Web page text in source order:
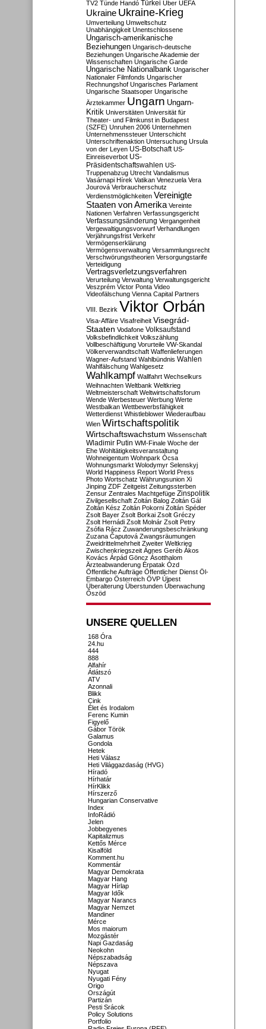
TV2 Tünde Handó Türkei Uber UEFA
Ukraine Ukraine-Krieg
Umverteilung Umweltschutz
Unabhängigkeit Unentschlossene
Ungarisch-amerikanische
Beziehungen Ungarisch-deutsche
Beziehungen Ungarische Akademie der
Wissenschaften Ungarische Garde
Ungarische Nationalbank Ungarischer
Nationaler Filmfonds Ungarischer
Rechnungshof Ungarisches Parlament
Ungarische Staatsoper Ungarische
Ärztekammer Ungarn Ungarn-
Kritik Universitäten Universität für
Theater- und Filmkunst in Budapest
(SZFE) Unruhen 2006 Unternehmen
Unternehmenssteuer Unterschicht
Unterschriftenaktion Untersuchung Ursula
von der Leyen US-Botschaft US-
Einreiseverbot US-
Präsidentschaftswahlen US-
Truppenabzug Utrecht Vandalismus
Vasárnapi Hírek Vatikan Venezuela Vera
Jourová Verbraucherschutz
Verdienstmöglichkeiten Vereinigte
Staaten von Amerika Vereinte
Nationen Verfahren Verfassungsgericht
Verfassungsänderung Vergangenheit
Vergewaltigungsvorwurf Verhandlungen
Verjährungsfrist Verkehr
Vermögenserklärung
Vermögensverwaltung Versammlungsrecht
Verschwörungstheorien Versorgungstarife
Verteidigung
Vertragsverletzungsverfahren
Verurteilung Verwaltung Verwaltungsgericht
Veszprém Victor Ponta Video
Videofälschung Vienna Capital Partners
VIII. Bezirk Viktor Orbán
Visa-Affäre Visafreiheit Visegrád-
Staaten Vodafone Volksaufstand
Volksbefindlichkeit Volkszählung
Vollbeschäftigung Vorurteile VW-Skandal
Völkerverwandtschaft Waffenlieferungen
Wagner-Aufstand Wahlbündnis Wahlen
Wahlfälschung Wahlgesetz
Wahlkampf Wallfahrt Wechselkurs
Weihnachten Weltbank Weltkrieg
Weltmeisterschaft Weltwirtschaftsforum
Wende Werbesteuer Werbung Werte
Westbalkan Wettbewerbsfähigkeit
Wetterdienst Whistleblower Wiederaufbau
Wien Wirtschaftspolitik
Wirtschaftswachstum Wissenschaft
Wladimir Putin WM-Finale Woche der
Ehe Wohltätigkeitsveranstaltung
Wohneigentum Wohnpark Ócsa
Wohnungsmarkt Wolodymyr Selenskyj
World Happiness Report World Press
Photo Wortschatz Währungsunion Xi
Jinping ZDF Zeitgeist Zeitungssterben
Zensur Zentrales Machtgefüge Zinspolitik
Zivilgesellschaft Zoltán Balog Zoltán Gál
Zoltán Kész Zoltán Pokorni Zoltán Spéder
Zsolt Bayer Zsolt Borkai Zsolt Gréczy
Zsolt Hernádi Zsolt Molnár Zsolt Petry
Zsófia Rácz Zuwanderungsbeschränkung
Zuzana Čaputová Zwangsräumungen
Zweidrittelmehrheit Zweiter Weltkrieg
Zwischenkriegszeit Ágnes Geréb Ákos
Kovács Árpád Göncz Ásotthalom
Ärzteabwanderung Érpatak Ózd
Öffentliche Aufträge Öffentlicher Dienst Öl-
Embargo Österreich ÖVP Újpest
Überalterung Überstunden Überwachung
Őszöd
UNSERE QUELLEN
168 Óra
24.hu
444
888
Alfahír
Átlátszó
ATV
Azonnali
Blikk
Cink
Élet és Irodalom
Ferenc Kumin
Figyelő
Gábor Török
Galamus
Gondola
Hetek
Heti Válasz
Heti Világgazdaság (HVG)
Híradó
Hírhatár
HírKlikk
Hírszerző
Hungarian Conservative
Index
InfoRádió
Jelen
Jobbegyenes
Kapitalizmus
Kettős Mérce
Kisalföld
Komment.hu
Kommentár
Magyar Demokrata
Magyar Hang
Magyar Hírlap
Magyar Idők
Magyar Narancs
Magyar Nemzet
Mandiner
Mérce
Mos maiorum
Mozgástér
Napi Gazdaság
Neokohn
Népszabadság
Népszava
Nyugat
Nyugati Fény
Origo
Országút
Partizán
Pesti Srácok
Policy Solutions
Portfolio